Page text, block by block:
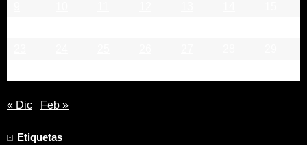
« Dic Feb »
Etiquetas